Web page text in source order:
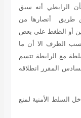
الرابطي أنه سبق
طريق أنصارها من
أو الظغط على بعض
الظرف الا أن ما
مع الرابطة تتسم
المقرر انطلاقه
السلط الأمنية لمنع